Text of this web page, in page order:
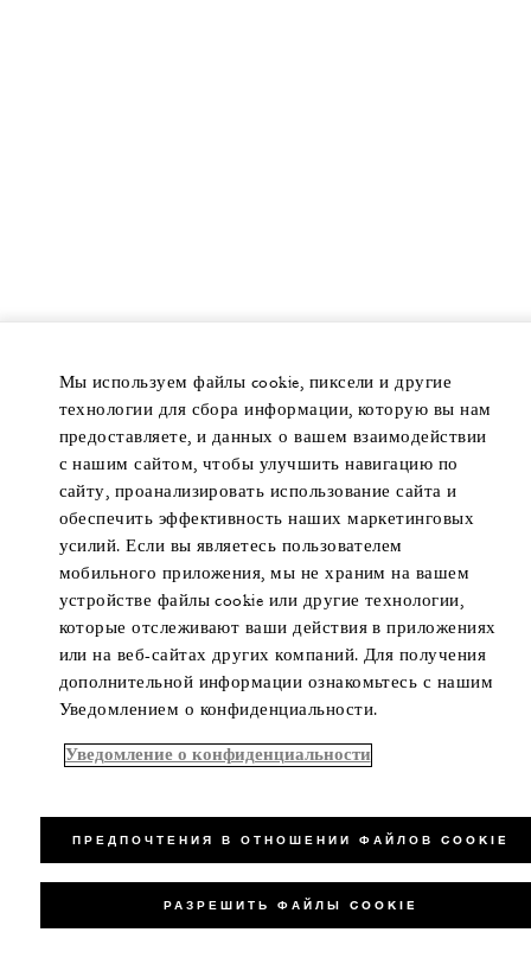
Мы используем файлы cookie, пиксели и другие
технологии для сбора информации, которую вы нам
предоставляете, и данных о вашем взаимодействии
с нашим сайтом, чтобы улучшить навигацию по
сайту, проанализировать использование сайта и
обеспечить эффективность наших маркетинговых
усилий. Если вы являетесь пользователем
мобильного приложения, мы не храним на вашем
устройстве файлы cookie или другие технологии,
которые отслеживают ваши действия в приложениях
или на веб-сайтах других компаний. Для получения
дополнительной информации ознакомьтесь с нашим
Уведомлением о конфиденциальности.
Уведомление о конфиденциальности
ПРЕДПОЧТЕНИЯ В ОТНОШЕНИИ ФАЙЛОВ COOKIE
РАЗРЕШИТЬ ФАЙЛЫ COOKIE